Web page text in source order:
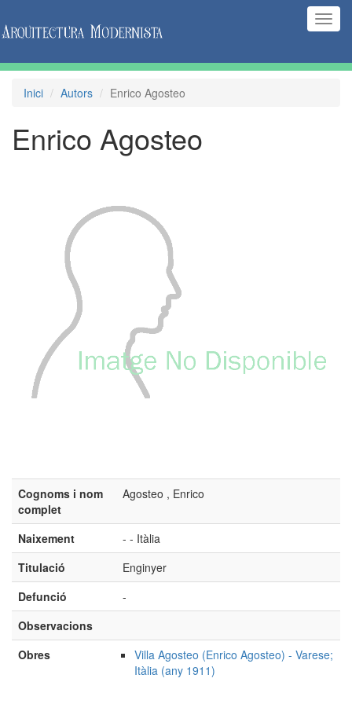
Inici Autors Enrico Agosteo
Enrico Agosteo
Cognoms i nom
complet
Agosteo , Enrico
Naixement
- - Itàlia
Titulació
Enginyer
Defunció
-
Observacions
Obres
Villa Agosteo (Enrico Agosteo) - Varese;
Itàlia (any 1911)